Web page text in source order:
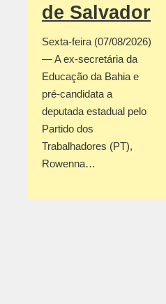
de Salvador
Sexta-feira (07/08/2026)
— A ex-secretária da
Educação da Bahia e
pré-candidata a
deputada estadual pelo
Partido dos
Trabalhadores (PT),
Rowenna…